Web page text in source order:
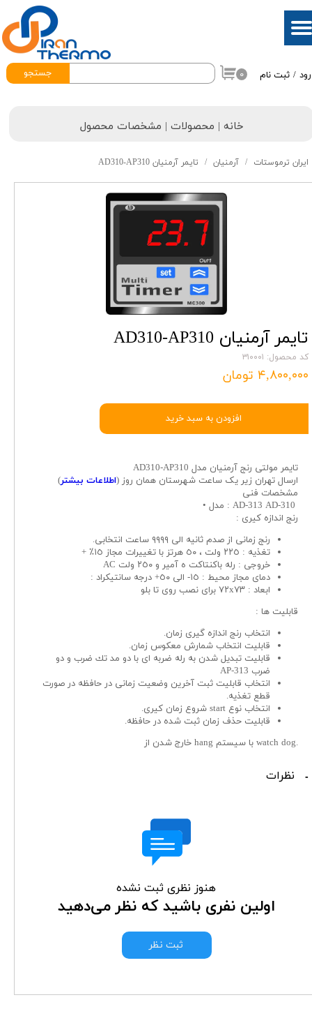
/ ثبت نام
حساب کاربری من
خروج از حساب کاربری
جستجو ۰
خانه | محصولات | مشخصات محصول
ایران ترموستات آرمنیان تایمر آرمنیان AD310-AP310
تایمر آرمنیان AD310-AP310
کد محصول: ۳۱۰۰۰۱
۴,۸۰۰,۰۰۰ تومان
افزودن به سبد خرید
تایمر مولتی رنج آرمنیان مدل AD310-AP310
ارسال تهران زیر یک ساعت شهرستان همان روز (اطلاعات بیشتر)
مشخصات فنى
رنج اندازه كيرى :
رنج زمانى از صدم ثانيه الى ٩٩٩٩ ساعت انتخابى.
تغذيه : ٢٢٥ ولت ، ٥٠ هرتز با تغييرات مجاز ١٥٪ +
خروجى : رله باكنتاكت ه آمير و ٢٥٠ ولت AC
دماى مجاز محيط : ١٥- الى ٥٠+ درجه سانتيكراد :
ابعاد : ٧٢x٧٣ براى نصب روى تا بلو
قابليت ها :
انتخاب رنج اندازه گیری زمان.
قابليت انتخاب شمارش معكوس زمان.
قابليت تبديل شدن به رله ضربه اى با دو مد تك ضرب و دو
ضرب AP-313
انتخاب قابليت ثبت آخرين وضعيت زمانى در حافظه در صورت
قطع تغذيه.
انتخاب نوع start شروع زمان كيرى.
قابليت حذف زمان ثبت شده در حافظه.
.watch dog با سيستم hang خارج شدن از
نظرات
هنوز نظری ثبت نشده
اولین نفری باشید که نظر می‌دهید
ثبت نظر